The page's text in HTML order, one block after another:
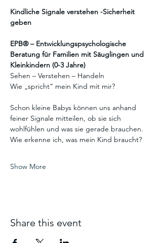
Kindliche Signale verstehen -Sicherheit
geben
EPB® – Entwicklungspsychologische
Beratung für Familien mit Säuglingen und
Kleinkindern (0-3 Jahre)
Sehen – Verstehen – Handeln
Wie „spricht“ mein Kind mit mir?
Schon kleine Babys können uns anhand
feiner Signale mitteilen, ob sie sich
wohlfühlen und was sie gerade brauchen.
Wie erkenne ich, was mein Kind braucht?
Show More
Share this event